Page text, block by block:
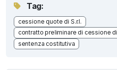
Tag:
cessione quote di S.r.l.
contratto preliminare di cessione
sentenza costitutiva